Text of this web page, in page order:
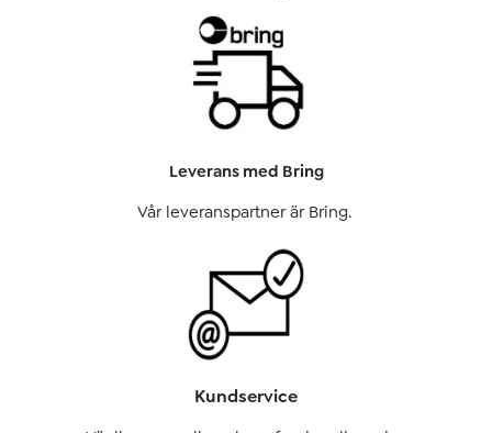
Leverans med Bring
Vår leveranspartner är Bring.
Kundservice